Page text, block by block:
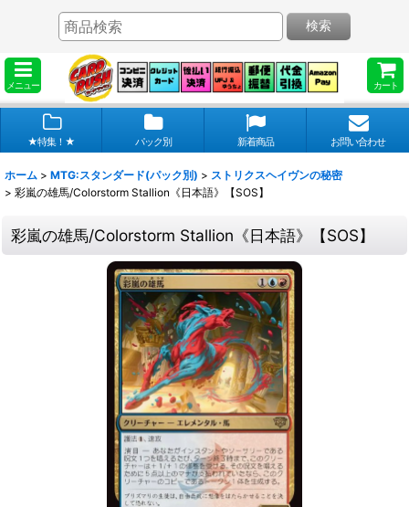
メニュー カート
検索
★特集！★ パック別 新着商品 お問い合わせ
ホーム > MTG:スタンダード(パック別) > ストリクスヘイヴンの秘密
> 彩嵐の雄馬/Colorstorm Stallion《日本語》【SOS】
彩嵐の雄馬/Colorstorm Stallion《日本語》【SOS】